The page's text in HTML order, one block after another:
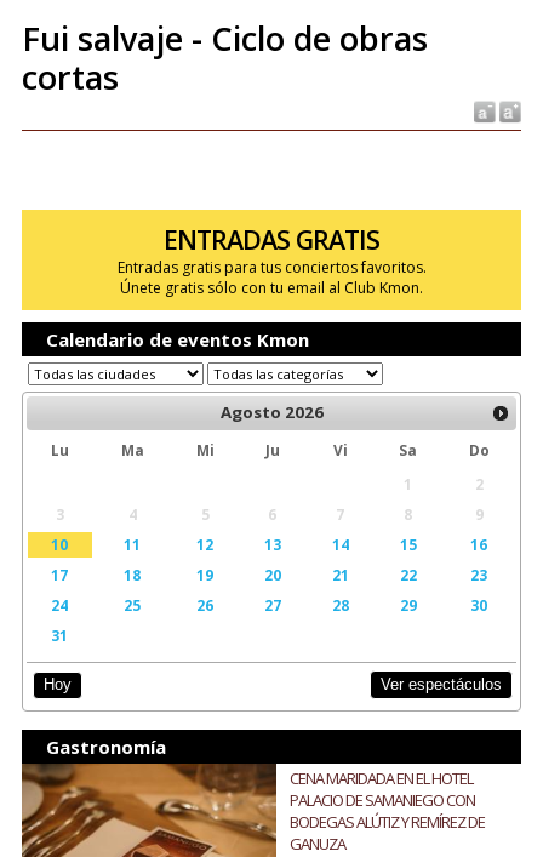
Fui salvaje - Ciclo de obras
cortas
ENTRADAS GRATIS
Entradas gratis para tus conciertos favoritos.
Únete gratis sólo con tu email al Club Kmon.
Calendario de eventos Kmon
Agosto 2026
Lu Ma Mi Ju Vi Sa
Do
1
2
3
4 5 6 7 8
9
10
11 12 13 14 15
16
17
18 19 20 21 22
23
24
25 26 27 28 29
30
31
Hoy Ver espectáculos
Gastronomía
CENA MARIDADA EN EL HOTEL
PALACIO DE SAMANIEGO CON
BODEGAS ALÚTIZ Y REMÍREZ DE
GANUZA